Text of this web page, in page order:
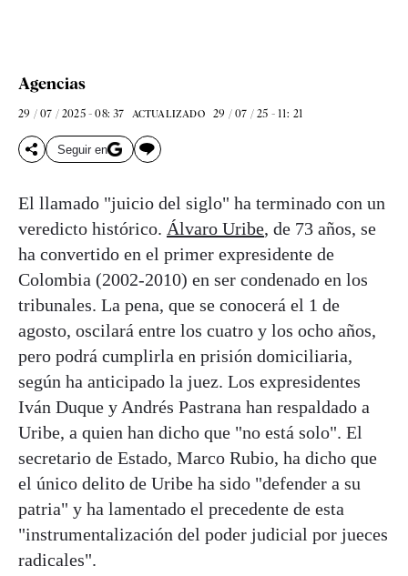
Agencias
29 / 07 / 2025 - 08: 37 ACTUALIZADO 29 / 07 / 25 - 11: 21
Seguir en
El llamado "juicio del siglo" ha terminado con un
veredicto histórico. Álvaro Uribe, de 73 años, se
ha convertido en el primer expresidente de
Colombia (2002-2010) en ser condenado en los
tribunales. La pena, que se conocerá el 1 de
agosto, oscilará entre los cuatro y los ocho años,
pero podrá cumplirla en prisión domiciliaria,
según ha anticipado la juez. Los expresidentes
Iván Duque y Andrés Pastrana han respaldado a
Uribe, a quien han dicho que "no está solo". El
secretario de Estado, Marco Rubio, ha dicho que
el único delito de Uribe ha sido "defender a su
patria" y ha lamentado el precedente de esta
"instrumentalización del poder judicial por jueces
radicales".